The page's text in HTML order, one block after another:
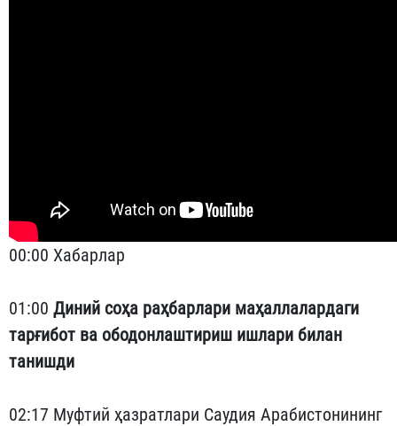
00:00 Хабарлар
01:00 Диний соҳа раҳбарлари маҳаллалардаги
тарғибот ва ободонлаштириш ишлари билан
танишди
02:17 Муфтий ҳазратлари Саудия Арабистонининг